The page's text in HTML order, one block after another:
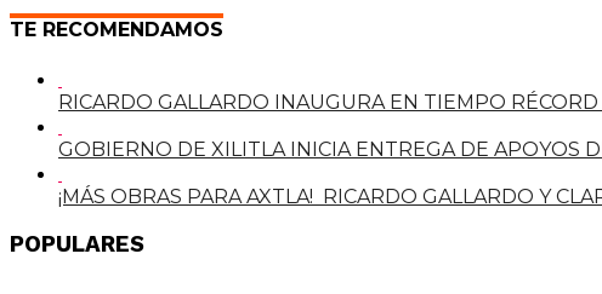
TE RECOMENDAMOS
RICARDO GALLARDO INAUGURA EN TIEMPO
GOBIERNO DE XILITLA INICIA ENTREGA DE APOYOS
¡MÁS OBRAS PARA AXTLA! RICARDO GALLARDO Y
POPULARES